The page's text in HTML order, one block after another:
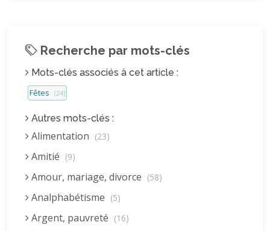
Recherche par mots-clés
Mots-clés associés à cet article :
Fêtes (24)
Autres mots-clés :
Alimentation (23)
Amitié (9)
Amour, mariage, divorce (58)
Analphabétisme (5)
Argent, pauvreté (16)